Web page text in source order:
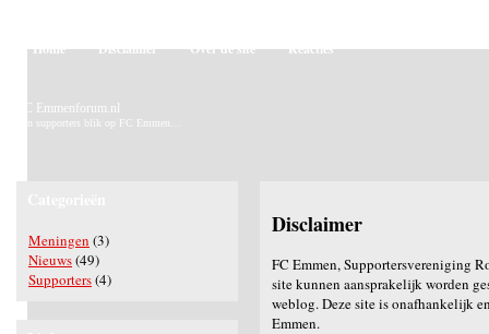
Home Disclaimer Over de site Reacties
FC Emmenforum.nl
Een supporters blik op FC Emmen…
Meningen (3)
Nieuws(49)
Supporters(4)
Disclaimer
FC Emmen, Supportersvereniging
site kunnen aansprakelijk worden
weblog. Deze site is onafhankelijk
Emmen.